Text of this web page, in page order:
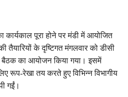
कार्यकाल पूरा होने पर मंडी में आयोजित
तैयारियों के दृष्टिगत मंगलवार को डीसी
बैठक का आयोजन किया गया। इसमें
रेखा तय करते हुए विभिन्न विभागीय
गईं।